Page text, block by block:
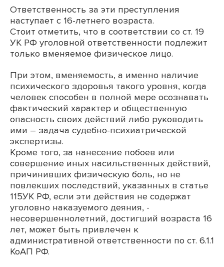
Ответственность за эти преступления
наступает с 16-летнего возраста.
Стоит отметить, что в соответствии со ст. 19
УК РФ уголовной ответственности подлежит
только вменяемое физическое лицо.
При этом, вменяемость, а именно наличие
психического здоровья такого уровня, когда
человек способен в полной мере осознавать
фактический характер и общественную
опасность своих действий либо руководить
ими – задача судебно-психиатрической
экспертизы.
Кроме того, за нанесение побоев или
совершение иных насильственных действий,
причинивших физическую боль, но не
повлекших последствий, указанных в статье
115УК РФ, если эти действия не содержат
уголовно наказуемого деяния, -
несовершеннолетний, достигший возраста 16
лет, может быть привлечен к
административной ответственности по ст. 6.1.1
КоАП РФ.